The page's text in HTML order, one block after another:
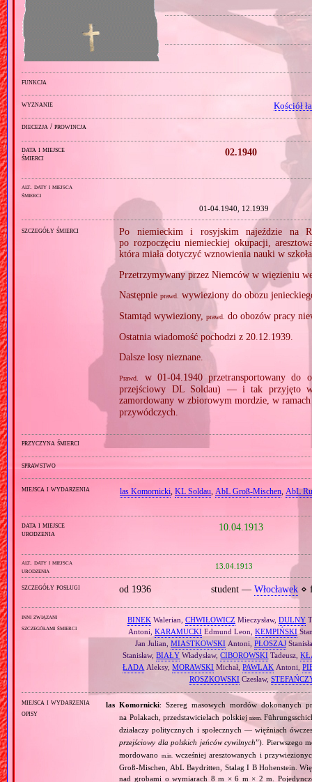
funkcja
wyznanie Kościół
diecezja / prowincja
data i miejsce
śmierci
02.1940
alt. daty i miejsca
śmierci
01‑04.1940, 12.1939
szczegóły śmierci
Po niemieckim i rosyjskim najeździe na
po rozpoczęciu niemieckiej okupacji,
która miała dotyczyć wznowienia nauki w
Przetrzymywany przez Niemców w więzieniu
Następnieprawd. wywieziony do obozu
Stamtąd wywieziony,prawd. do obozów pracy
Ostatnia wiadomość pochodzi z 20.12.1939.
Dalsze losy nieznane.
Prawd.
w 01‐04.1940 przetransportowany do
przejściowy DL Soldau) — i tak przyjęto
zamordowany w zbiorowym mordzie, w
przywódczych.
przyczyna śmierci
sprawstwo
miejsca i wydarzenia las Komornicki, KL Soldau, AbL Groß‐Mischen, AbL
data i miejsce
urodzenia
10.04.1913
alt. daty i miejsca
urodzenia
13.04.1913
szczegóły posługi od 1936 student — Włocławek⋄
inni związani
szczegółami śmierci
BINEKWalerian, CHWIŁOWICZ Mieczysław, DULNY
Antoni, KARAMUCKIEdmund Leon, KEMPIŃSKI
Jan Julian, MIASTKOWSKI Antoni, PŁOSZAJ
Stanisław,BIAŁY Władysław,CIBOROWSKI Tadeusz,
ŁADA Aleksy,MORAWSKI Michał,PAWLAK Antoni,
ROSZKOWSKI Czesław,
miejsca i wydarzenia
opisy
las Komornicki: Szereg masowych mordów dokonanych
na Polakach, przedstawicielach polskiej niem.
działaczy politycznych i społecznych — więźniach
przejściowy dla polskich jeńców cywilnych”). Pierwszego
mordowano
m.in. wcześniej aresztowanych i
Groß‐Mischen, AbL Baydritten, Stalag I B Hohenstein.
nad grobami o wymiarach 8 m × 6 m × 2 m.